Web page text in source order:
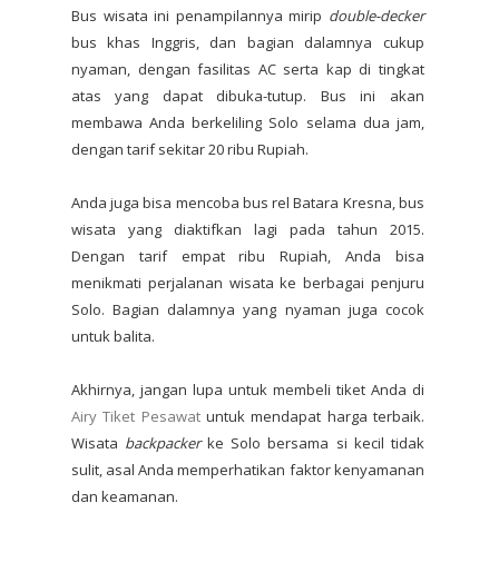
Bus wisata ini penampilannya mirip double-decker
bus khas Inggris, dan bagian dalamnya cukup
nyaman, dengan fasilitas AC serta kap di tingkat
atas yang dapat dibuka-tutup. Bus ini akan
membawa Anda berkeliling Solo selama dua jam,
dengan tarif sekitar 20 ribu Rupiah.
Anda juga bisa mencoba bus rel Batara Kresna, bus
wisata yang diaktifkan lagi pada tahun 2015.
Dengan tarif empat ribu Rupiah, Anda bisa
menikmati perjalanan wisata ke berbagai penjuru
Solo. Bagian dalamnya yang nyaman juga cocok
untuk balita.
Akhirnya, jangan lupa untuk membeli tiket Anda di
Airy Tiket Pesawatuntuk mendapat harga terbaik.
Wisata backpackerke Solo bersama si kecil tidak
sulit, asal Anda memperhatikan faktor kenyamanan
dan keamanan.